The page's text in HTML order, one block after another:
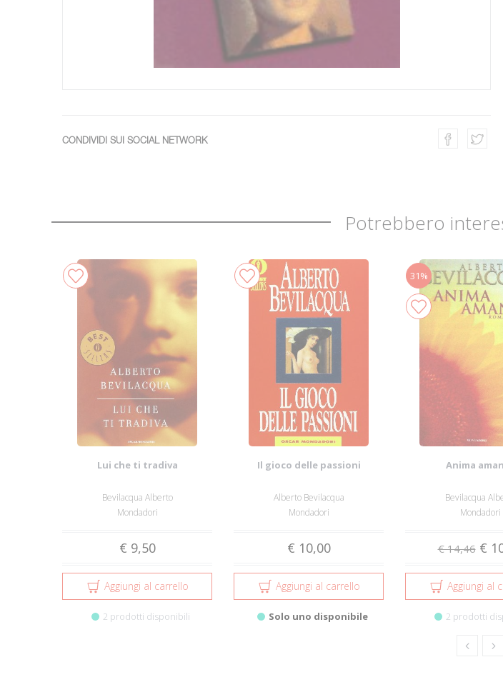
CONDIVIDI SUI SOCIAL NETWORK
Potrebbero
Lui che ti tradiva
Bevilacqua Alberto
Mondadori
€ 9,50
Aggiungi al carrello
2 prodotti disponibili
Il gioco delle passioni
Alberto Bevilacqua
Mondadori
€ 10,00
Aggiungi al carrello
Solo uno disponibile
31%
Anima
Bevilacqua
Mondadori
€ 14,46 €
Aggiungi al
2 prodotti